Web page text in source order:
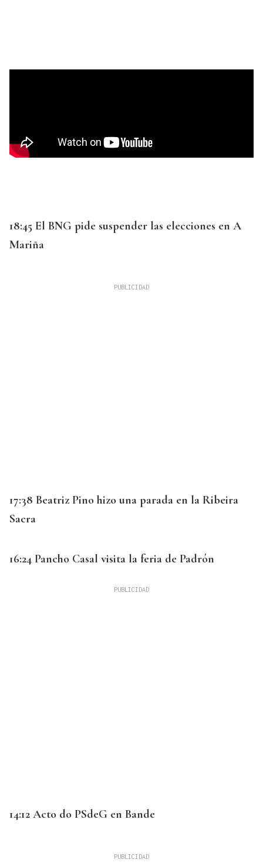
18:45 El BNG pide suspender las elecciones en A
Mariña
17:38 Beatriz Pino hizo una parada en la Ribeira
Sacra
16:24 Pancho Casal visita la feria de Padrón
14:12 Acto do PSdeG en Bande